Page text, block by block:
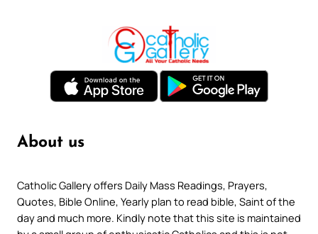
About us
Catholic Gallery offers Daily Mass Readings, Prayers,
Quotes, Bible Online, Yearly plan to read bible, Saint of the
day and much more. Kindly note that this site is maintained